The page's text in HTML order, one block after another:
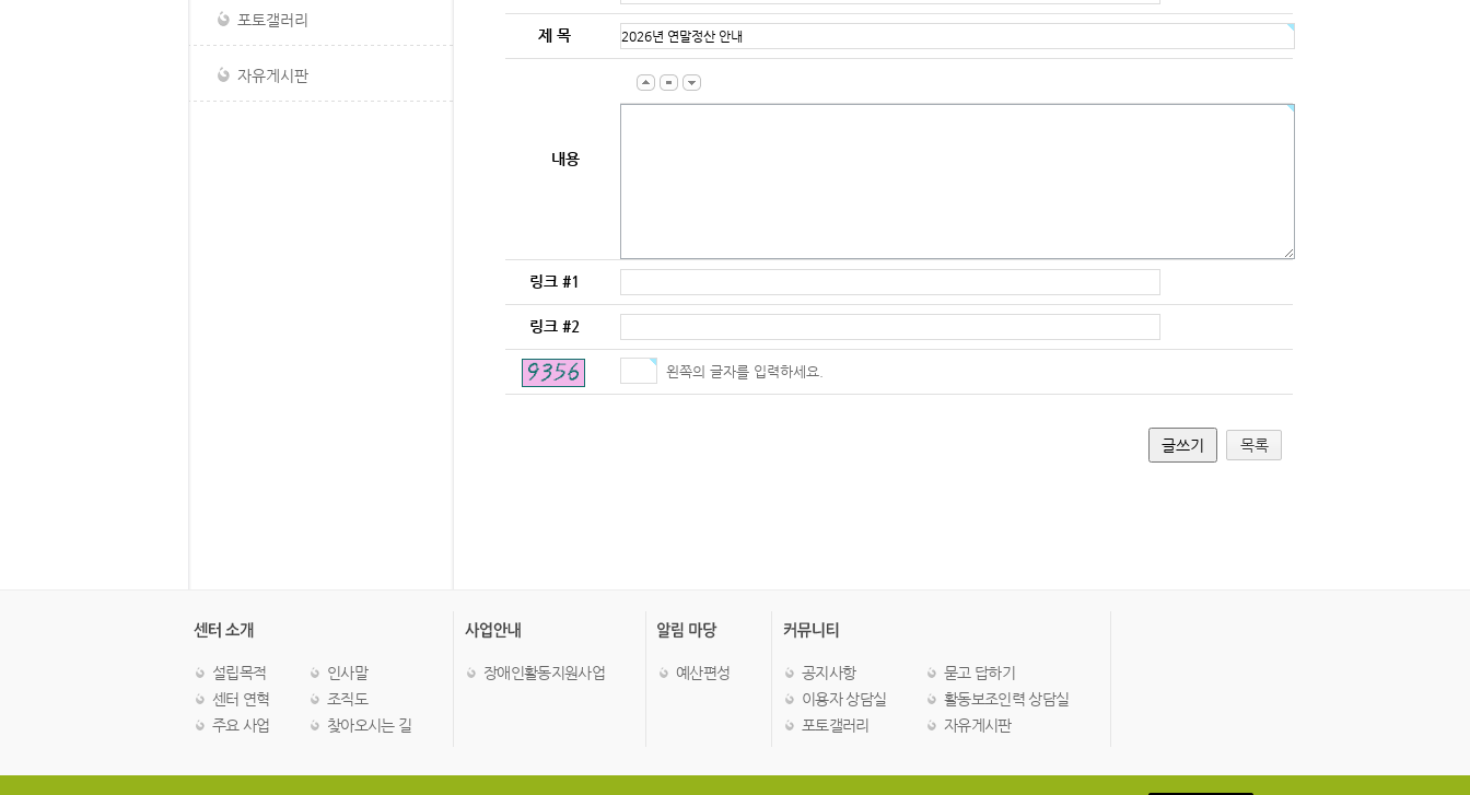
포토갤러리
자유게시판
제 목
내용
링크 #1
링크 #2
왼쪽의 글자를 입력하세요.
목록
설립목적
인사말
센터 연혁
조직도
주요 사업
찾아오시는 길
장애인활동지원사업 예산편성 공지사항
묻고 답하기
이용자 상담실
활동보조인력 상담실
포토갤러리
자유게시판